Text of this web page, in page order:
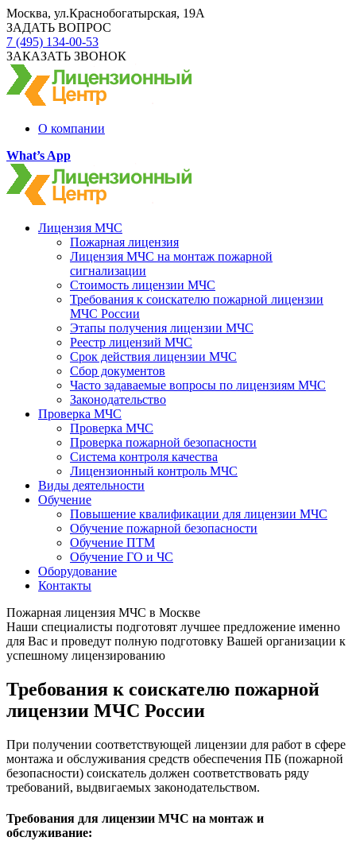
Москва, ул.Краснобогатырская, 19А
ЗАДАТЬ ВОПРОС
7 (495) 134-00-53
ЗАКАЗАТЬ ЗВОНОК
О компании
What’s App
Лицензия МЧС
Пожарная лицензия
Лицензия МЧС на монтаж пожарной
сигнализации
Стоимость лицензии МЧС
Требования к соискателю пожарной лицензии
МЧС России
Этапы получения лицензии МЧС
Реестр лицензий МЧС
Срок действия лицензии МЧС
Сбор документов
Часто задаваемые вопросы по лицензиям МЧС
Законодательство
Проверка МЧС
Проверка МЧС
Проверка пожарной безопасности
Система контроля качества
Лицензионный контроль МЧС
Виды деятельности
Обучение
Повышение квалификации для лицензии МЧС
Обучение пожарной безопасности
Обучение ПТМ
Обучение ГО и ЧС
Оборудование
Контакты
Пожарная лицензия МЧС в Москве
Наши специалисты подготовят лучшее предложение именно
для Вас и проведут полную подготовку Вашей организации к
успешному лицензированию
Требования к соискателю пожарной
лицензии МЧС России
При получении соответствующей лицензии для работ в сфере
монтажа и обслуживания средств обеспечения ПБ (пожарной
безопасности) соискатель должен соответствовать ряду
требований, выдвигаемых законодательством.
Требования для лицензии МЧС на монтаж и
обслуживание: